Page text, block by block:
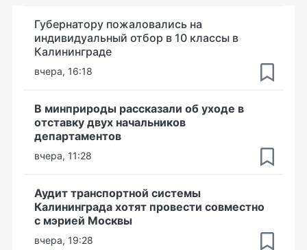
Губернатору пожаловались на
индивидуальный отбор в 10 классы в
Калининграде
вчера, 16:18
В минприроды рассказали об уходе в
отставку двух начальников
департаментов
вчера, 11:28
Аудит транспортной системы
Калининграда хотят провести совместно
с мэрией Москвы
вчера, 19:28